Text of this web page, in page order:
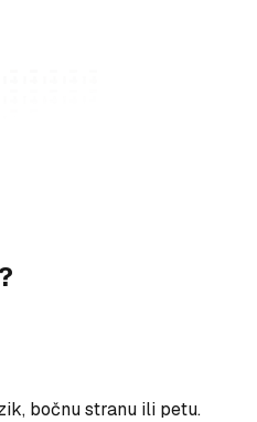
bočnu stranu ili petu.